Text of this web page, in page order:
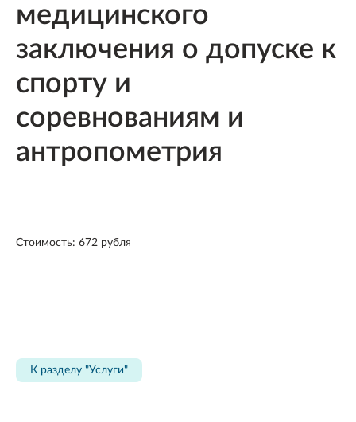
медицинского
заключения о допуске к
спорту и
соревнованиям и
антропометрия
Стоимость: 672 рубля
К разделу "Услуги"